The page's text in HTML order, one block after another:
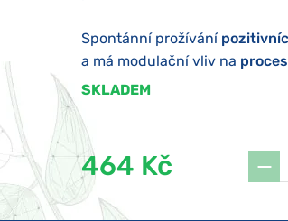
Spontánní prožívání
a má modulační vliv na
SKLADEM
464 Kč